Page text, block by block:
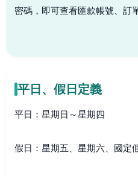
密碼，即可查看匯款帳號、訂
平日、假日定義
平日：星期日～星期四
假日：星期五、星期六、國定